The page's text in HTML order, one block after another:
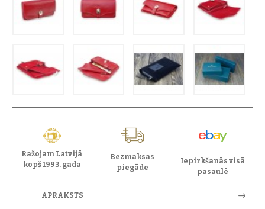
Ražojam Latvijā
kopš 1993. gada
Bezmaksas
piegāde
Iepirkšanās visā
pasaulē
APRAKSTS